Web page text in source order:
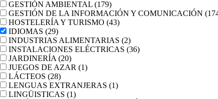
GESTIÓN AMBIENTAL (179)
GESTIÓN DE LA INFORMACIÓN Y COMUNICACIÓN
HOSTELERÍA Y TURISMO (43)
IDIOMAS (29)
INDUSTRIAS ALIMENTARIAS (2)
INSTALACIONES ELÉCTRICAS (36)
JARDINERÍA (20)
JUEGOS DE AZAR (1)
LÁCTEOS (28)
LENGUAS EXTRANJERAS (1)
LINGÜISTICAS (1)